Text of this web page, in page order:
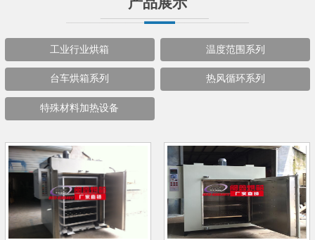
工业行业烘箱 温度范围系列
台车烘箱系列 热风循环系列
特殊材料加热设备